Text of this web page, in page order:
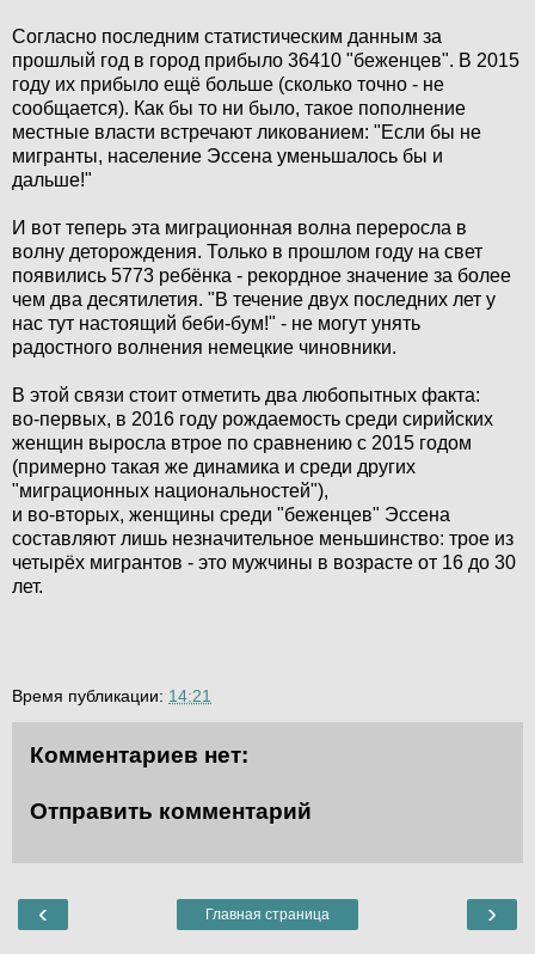
Согласно последним статистическим данным за
прошлый год в город прибыло 36410 "беженцев". В 2015
году их прибыло ещё больше (сколько точно - не
сообщается). Как бы то ни было, такое пополнение
местные власти встречают ликованием: "Если бы не
мигранты, население Эссена уменьшалось бы и
дальше!"
И вот теперь эта миграционная волна переросла в
волну деторождения. Только в прошлом году на свет
появились 5773 ребёнка - рекордное значение за более
чем два десятилетия. "В течение двух последних лет у
нас тут настоящий беби-бум!" - не могут унять
радостного волнения немецкие чиновники.
В этой связи стоит отметить два любопытных факта:
во-первых, в 2016 году рождаемость среди сирийских
женщин выросла втрое по сравнению с 2015 годом
(примерно такая же динамика и среди других
"миграционных национальностей"),
и во-вторых, женщины среди "беженцев" Эссена
составляют лишь незначительное меньшинство: трое из
четырёх мигрантов - это мужчины в возрасте от 16 до 30
лет.
Время публикации: 14:21
Комментариев нет:
Отправить комментарий
‹ ›
Главная страница